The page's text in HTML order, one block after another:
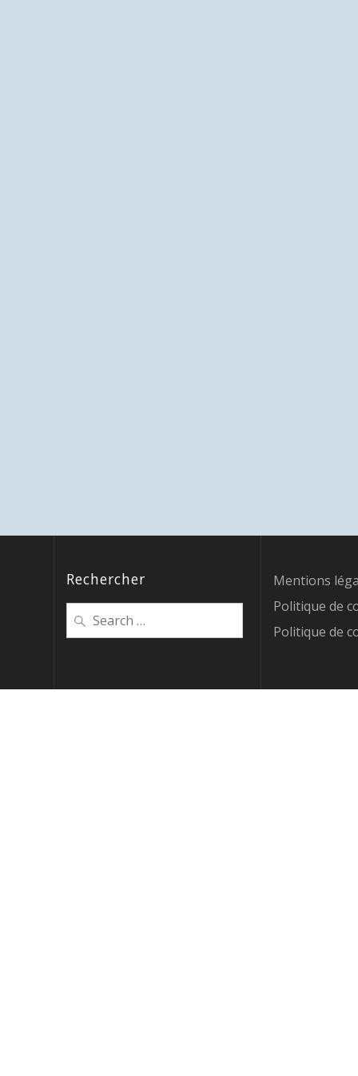
Rechercher
Search
for:
Mentions
Politique de
Politique de